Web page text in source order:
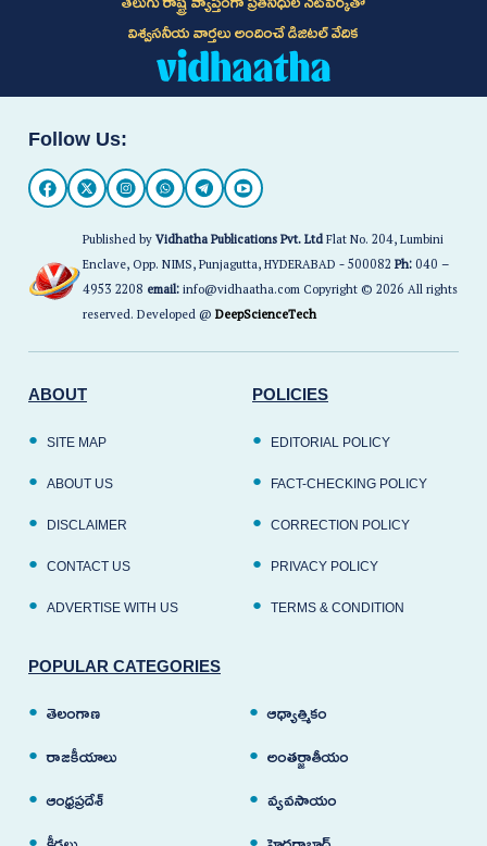
విశ్వసనీయ వార్తలు అందించే డిజిటల్ వేదిక
Follow Us:
Published byVidhatha Publications Pvt. LtdFlat No. 204, Lumbini
Enclave, Opp. NIMS, Punjagutta, HYDERABAD - 500082Ph:040 –
4953 2208 email:info@vidhaatha.com Copyright © 2026 All rights
reserved. Developed @DeepScienceTech
ABOUT
SITE MAP
ABOUT US
DISCLAIMER
CONTACT US
ADVERTISE WITH US
POLICIES
EDITORIAL POLICY
FACT-CHECKING POLICY
CORRECTION POLICY
PRIVACY POLICY
TERMS & CONDITION
POPULAR CATEGORIES
తెలంగాణ ఆధ్యాత్మికం
రాజకీయాలు అంతర్జాతీయం
ఆంధ్రప్రదేశ్ వ్యవసాయం